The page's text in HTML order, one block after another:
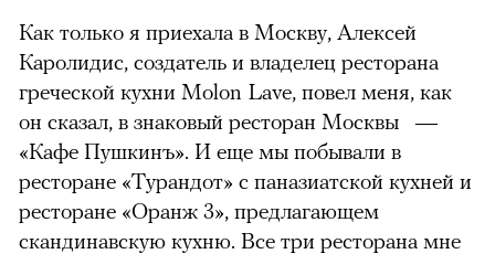
Как только я приехала в Москву, Алексей
Каролидис, создатель и владелец ресторана
греческой кухни Molon Lave, повел меня, как
он сказал, в знаковый ресторан Москвы —
«Кафе Пушкинъ». И еще мы побывали в
ресторане «Турандот» с паназиатской кухней и
ресторане «Оранж 3», предлагающем
скандинавскую кухню. Все три ресторана мне